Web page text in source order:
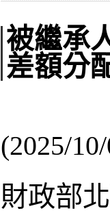
被繼承
差額分
(2025/
財政部